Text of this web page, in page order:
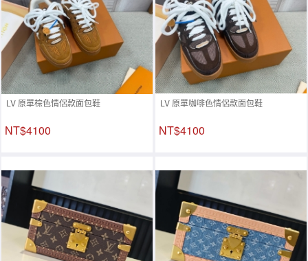
LV 原單棕色情侶款面包鞋
NT$4100
LV 原單咖啡色情侶款面包鞋
NT$4100